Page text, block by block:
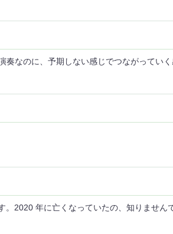
なのに、予期しない感じでつながってい
2020 年に亡くなっていたの、知りません